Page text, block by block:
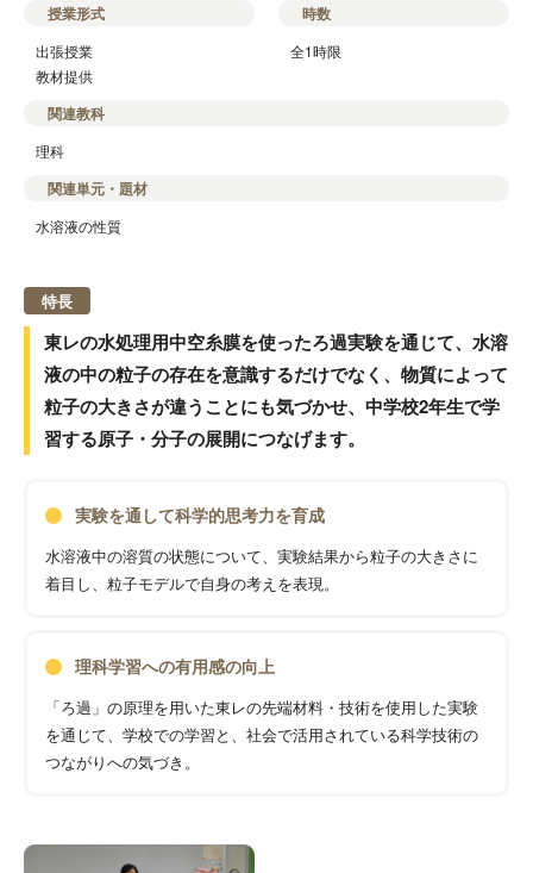
授業形式
出張授業
教材提供
時数
全1時限
関連教科
理科
関連単元・題材
水溶液の性質
特長
東レの水処理用中空糸膜を使ったろ過実験を通じて、水溶
液の中の粒子の存在を意識するだけでなく、物質によって
粒子の大きさが違うことにも気づかせ、中学校2年生で学
習する原子・分子の展開につなげます。
実験を通して科学的思考力を育成
水溶液中の溶質の状態について、実験結果から粒子の大きさに
着目し、粒子モデルで自身の考えを表現。
理科学習への有用感の向上
「ろ過」の原理を用いた東レの先端材料・技術を使用した実験
を通じて、学校での学習と、社会で活用されている科学技術の
つながりへの気づき。